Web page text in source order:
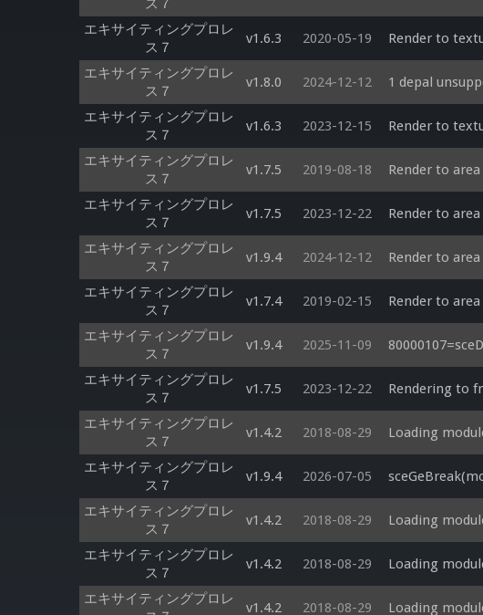
ス７
エキサイティングプロレ
ス７
v1.6.3 2020-05-19 Render to
エキサイティングプロレ
ス７
v1.8.0 2024-12-12 1 depal
エキサイティングプロレ
ス７
v1.6.3 2023-12-15 Render to
エキサイティングプロレ
ス７
v1.7.5 2019-08-18 Render to
エキサイティングプロレ
ス７
v1.7.5 2023-12-22 Render to
エキサイティングプロレ
ス７
v1.9.4 2024-12-12 Render to
エキサイティングプロレ
ス７
v1.7.4 2019-02-15 Render to
エキサイティングプロレ
ス７
v1.9.4 2025-11-09
エキサイティングプロレ
ス７
v1.7.5 2023-12-22 Rendering to
エキサイティングプロレ
ス７
v1.4.2 2018-08-29 Loading
エキサイティングプロレ
ス７
v1.9.4 2026-07-05
エキサイティングプロレ
ス７
v1.4.2 2018-08-29 Loading
エキサイティングプロレ
ス７
v1.4.2 2018-08-29 Loading
エキサイティングプロレ
v1.4.2 2018-08-29 Loading